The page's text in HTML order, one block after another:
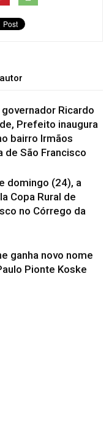
Ricardo
Prefeito inaugura
bairro Irmãos
de São Francisco
domingo (24), a
Copa Rural de
no Córrego da
ganha novo nome
Pionte Koske